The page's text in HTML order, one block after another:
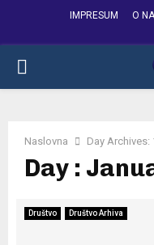
IMPRESUM O
PRIMARY
Naslovna Day Archives:
Day :
Društvo Društvo Arhiva